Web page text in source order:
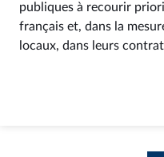
publiques à recourir
français et, dans la
locaux, dans leurs